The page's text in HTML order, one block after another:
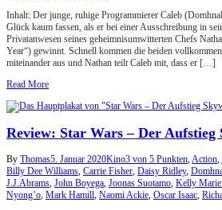
Inhalt: Der junge, ruhige Programmierer Caleb
Glück kaum fassen, als er bei einer Ausschreibung in
Privatanwesen seines geheimnisumwitterten Chefs
Year“) gewinnt. Schnell kommen die beiden
miteinander aus und Nathan teilt Caleb mit, dass er […]
Read More
Review: Star Wars – Der
By Thomas5. Januar 2020Kino3 von 5 Punkten Action
Billy Dee Williams Carrie Fisher Daisy Ridley,
J.J.Abrams John Boyega Joonas Suotamo Kelly
Nyong’o Mark Hamill Naomi Ackie Oscar Isaac